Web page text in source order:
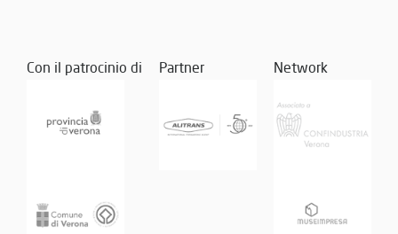
Con il patrocinio di Partner Network